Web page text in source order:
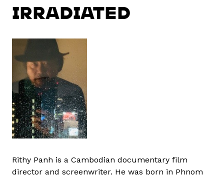
IRRADIATED
Rithy Panh is a Cambodian documentary film
director and screenwriter. He was born in Phnom